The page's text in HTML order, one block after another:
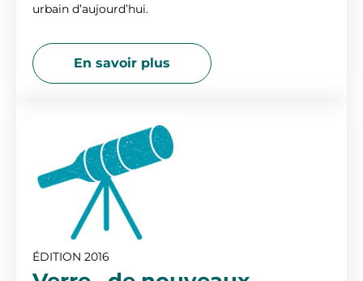
urbain d’aujourd’hui.
En savoir plus
ÉDITION 2016